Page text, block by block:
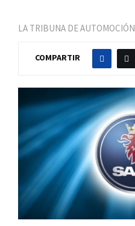
LA TRIBUNA DE AUTOMOCIÓN
COMPARTIR